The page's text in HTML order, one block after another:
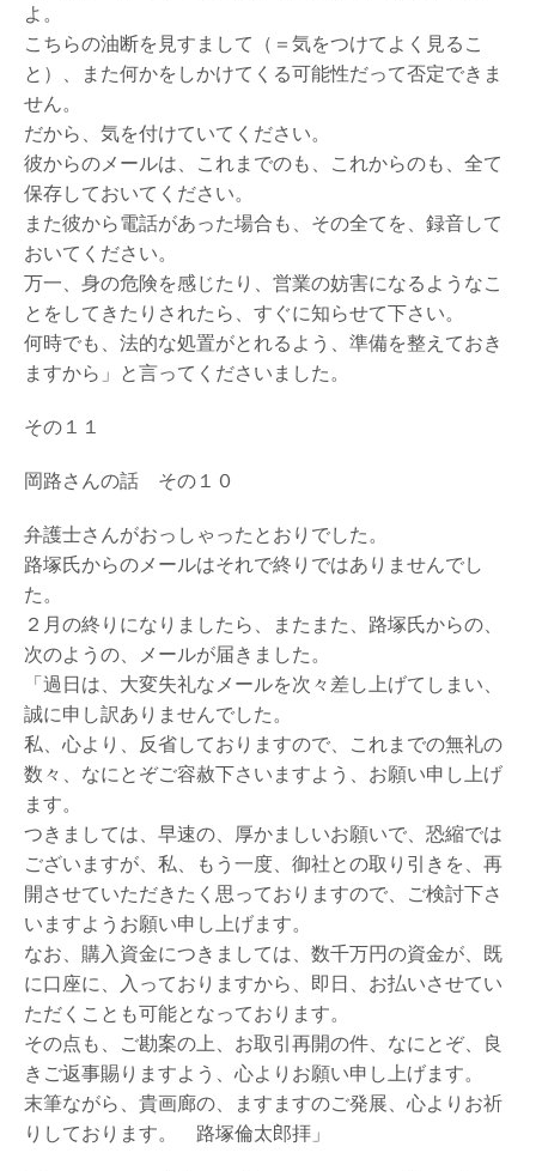
は
こ
ち
ら
よ。
こちらの油断を見すまして（＝気をつけてよく見るこ
と）、また何かをしかけてくる可能性だって否定できま
せん。
だから、気を付けていてください。
彼からのメールは、これまでのも、これからのも、全て
保存しておいてください。
また彼から電話があった場合も、その全てを、録音して
おいてください。
万一、身の危険を感じたり、営業の妨害になるようなこ
とをしてきたりされたら、すぐに知らせて下さい。
何時でも、法的な処置がとれるよう、準備を整えておき
ますから」と言ってくださいました。
その１１
岡路さんの話 その１０
弁護士さんがおっしゃったとおりでした。
路塚氏からのメールはそれで終りではありませんでし
た。
２月の終りになりましたら、またまた、路塚氏からの、
次のようの、メールが届きました。
「過日は、大変失礼なメールを次々差し上げてしまい、
誠に申し訳ありませんでした。
私、心より、反省しておりますので、これまでの無礼の
数々、なにとぞご容赦下さいますよう、お願い申し上げ
ます。
つきましては、早速の、厚かましいお願いで、恐縮では
ございますが、私、もう一度、御社との取り引きを、再
開させていただきたく思っておりますので、ご検討下さ
いますようお願い申し上げます。
なお、購入資金につきましては、数千万円の資金が、既
に口座に、入っておりますから、即日、お払いさせてい
ただくことも可能となっております。
その点も、ご勘案の上、お取引再開の件、なにとぞ、良
きご返事賜りますよう、心よりお願い申し上げます。
末筆ながら、貴画廊の、ますますのご発展、心よりお祈
りしております。 路塚倫太郎拝」